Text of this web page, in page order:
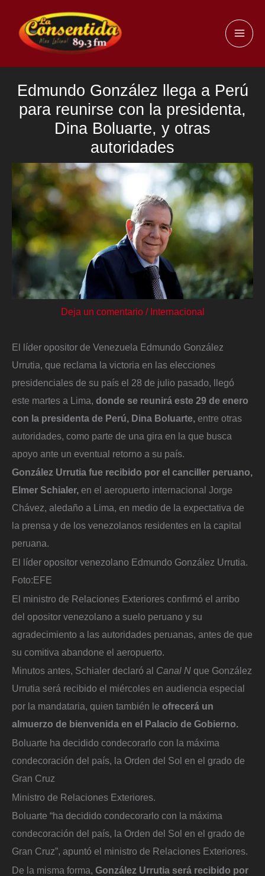
contenido
Edmundo González llega a Perú
para reunirse con la presidenta,
Dina Boluarte, y otras
autoridades
Deja un comentario / Internacional
El líder opositor de Venezuela Edmundo González
Urrutia, que reclama la victoria en las elecciones
presidenciales de su país el 28 de julio pasado, llegó
este martes a Lima, donde se reunirá este 29 de enero
con la presidenta de Perú, Dina Boluarte, entre otras
autoridades, como parte de una gira en la que busca
apoyo ante un eventual retorno a su país.
González Urrutia fue recibido por el canciller peruano,
Elmer Schialer, en el aeropuerto internacional Jorge
Chávez, aledaño a Lima, en medio de la expectativa de
la prensa y de los venezolanos residentes en la capital
peruana.
El líder opositor venezolano Edmundo González Urrutia.
Foto:EFE
El ministro de Relaciones Exteriores confirmó el arribo
del opositor venezolano a suelo peruano y su
agradecimiento a las autoridades peruanas, antes de que
su comitiva abandone el aeropuerto.
Minutos antes, Schialer declaró al Canal N que González
Urrutia será recibido el miércoles en audiencia especial
por la mandataria, quien también le ofrecerá un
almuerzo de bienvenida en el Palacio de Gobierno.
Boluarte ha decidido condecorarlo con la máxima
condecoración del país, la Orden del Sol en el grado de
Gran Cruz
Ministro de Relaciones Exteriores.
Boluarte “ha decidido condecorarlo con la máxima
condecoración del país, la Orden del Sol en el grado de
Gran Cruz”, apuntó el ministro de Relaciones Exteriores.
De la misma forma, González Urrutia será recibido por